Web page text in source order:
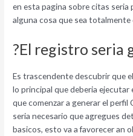
en esta pagina sobre citas seri­a
alguna cosa que sea
?El registro seri­a
Es trascendente descubrir que
lo principal que deberia ejecutar
que comenzar a generar el
seri­a necesario que agregues
basicos, esto va a favorecer an